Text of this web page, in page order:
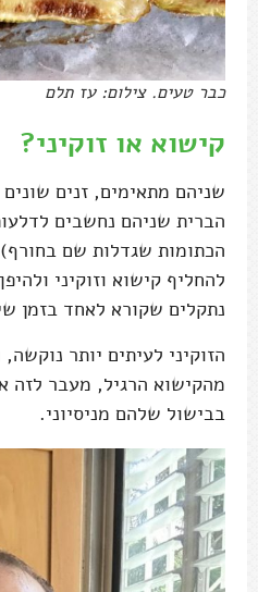
כבר טעים. צילום: עז תלם
קישוא או זוקיני?
שניהם מתאימים, זנים
הברית שניהם נחשבים
הכתומות שגדלות שם
להחליף קישוא וזוקיני
נתקלים שקורא לאחד בזמן
הזוקיני לעיתים יותר
מהקישוא הרגיל, מעבר לזה
בבישול שלהם מניסיוני.